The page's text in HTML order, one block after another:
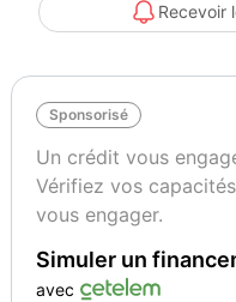
Recevoir
Sponsorisé
Un crédit vous
Vérifiez vos
vous engager.
Simuler un
avec